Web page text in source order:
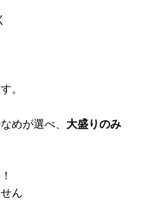
。
めが選べ、 大盛りのみ
ん